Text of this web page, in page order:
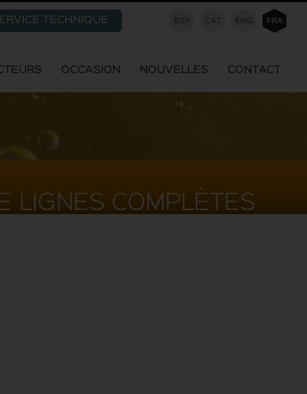
TECHNIQUE ESP CAT ENG FRA
OCCASION NOUVELLES CONTACT
LIGNES COMPLÈTES